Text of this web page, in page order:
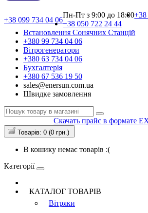
+38 099 734 04 06
Пн-Пт з 9:00 до 18:00+38
+38 050 722 24 44
Встановлення Сонячних Cтанцій
+380 99 734 04 06
Вітрогенератори
+380 63 734 04 06
Бухгалтерія
+380 67 536 19 50
sales@enersun.com.ua
Швидке замовлення
Скачать прайс в формате
Товарів: 0 (0 грн.)
В кошику немає товарів :(
Категорії
КАТАЛОГ ТОВАРІВ
Вітряки